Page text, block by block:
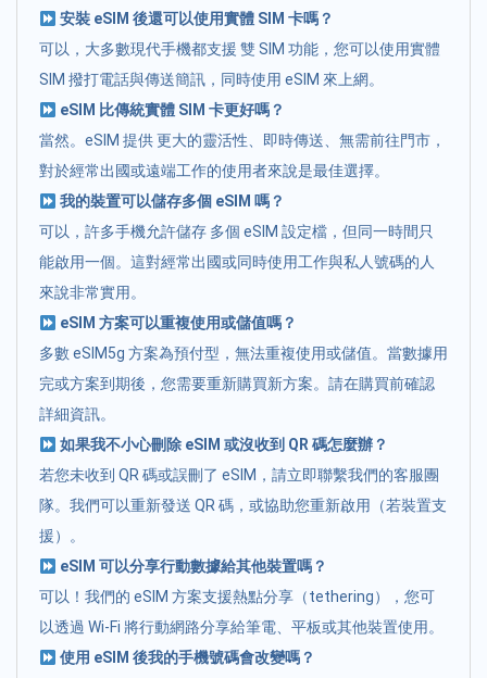
安裝 eSIM 後還可以使用實體 SIM 卡嗎？
可以，大多數現代手機都支援 雙 SIM 功能，您可以使用實體
SIM 撥打電話與傳送簡訊，同時使用 eSIM 來上網。
eSIM 比傳統實體 SIM 卡更好嗎？
當然。eSIM 提供 更大的靈活性、即時傳送、無需前往門市，
對於經常出國或遠端工作的使用者來說是最佳選擇。
我的裝置可以儲存多個 eSIM 嗎？
可以，許多手機允許儲存 多個 eSIM 設定檔，但同一時間只
能啟用一個。這對經常出國或同時使用工作與私人號碼的人
來說非常實用。
eSIM 方案可以重複使用或儲值嗎？
多數 eSIM5g 方案為預付型，無法重複使用或儲值。當數據用
完或方案到期後，您需要重新購買新方案。請在購買前確認
詳細資訊。
如果我不小心刪除 eSIM 或沒收到 QR 碼怎麼辦？
若您未收到 QR 碼或誤刪了 eSIM，請立即聯繫我們的客服團
隊。我們可以重新發送 QR 碼，或協助您重新啟用（若裝置支
援）。
eSIM 可以分享行動數據給其他裝置嗎？
可以！我們的 eSIM 方案支援熱點分享（tethering），您可
以透過 Wi-Fi 將行動網路分享給筆電、平板或其他裝置使用。
使用 eSIM 後我的手機號碼會改變嗎？